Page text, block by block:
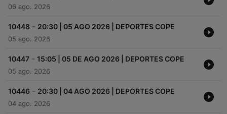
06 ago. 2026
10448 - 20:30 | 05 AGO 2026 | DEPORTES COPE
05 ago. 2026
10447 - 15:05 | 05 DE AGO 2026 | DEPORTES COPE
05 ago. 2026
10446 - 20:30 | 04 AGO 2026 | DEPORTES COPE
04 ago. 2026